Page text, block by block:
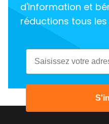
d'information et
réductions tous
Email